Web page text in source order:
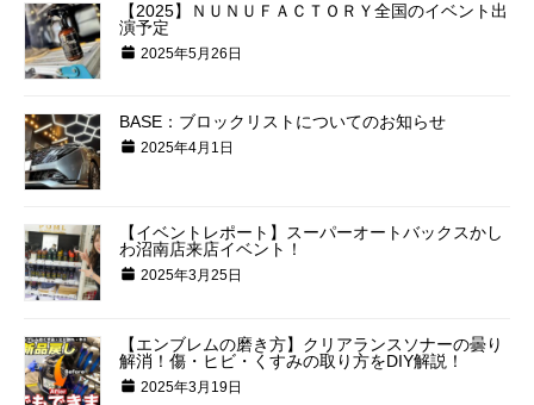
【2025】ＮＵＮＵＦＡＣＴＯＲＹ全国のイベント出
演予定
2025年5月26日
BASE：ブロックリストについてのお知らせ
2025年4月1日
【イベントレポート】スーパーオートバックスかし
わ沼南店来店イベント！
2025年3月25日
【エンブレムの磨き方】クリアランスソナーの曇り
解消！傷・ヒビ・くすみの取り方をDIY解説！
2025年3月19日